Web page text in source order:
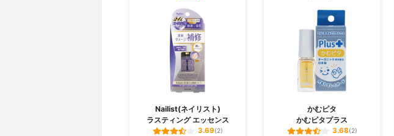
Nailist(ネイリスト)
ラスティング エッセンス
3.69(2)
かむピタ
かむピタプラス
3.68(2)